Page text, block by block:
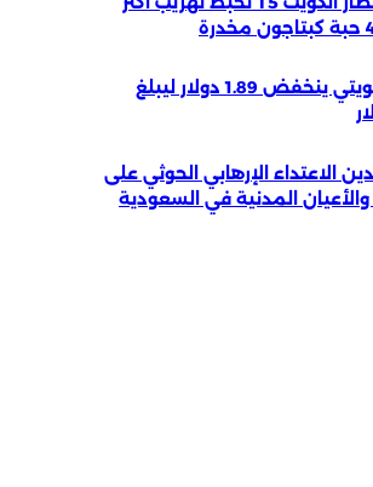
النفط الكويتي ينخفض 1.89 دولار ليبلغ
الاعتداء الإرهابي الحوثي على
والأعيان المدنية في السعودية